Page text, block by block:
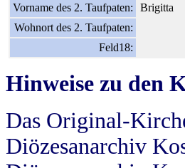
Vorname des 2. Taufpaten:
Brigitta
Wohnort des 2. Taufpaten:
Feld18:
Hinweise zu den
Das Original-
Diözesanarchiv